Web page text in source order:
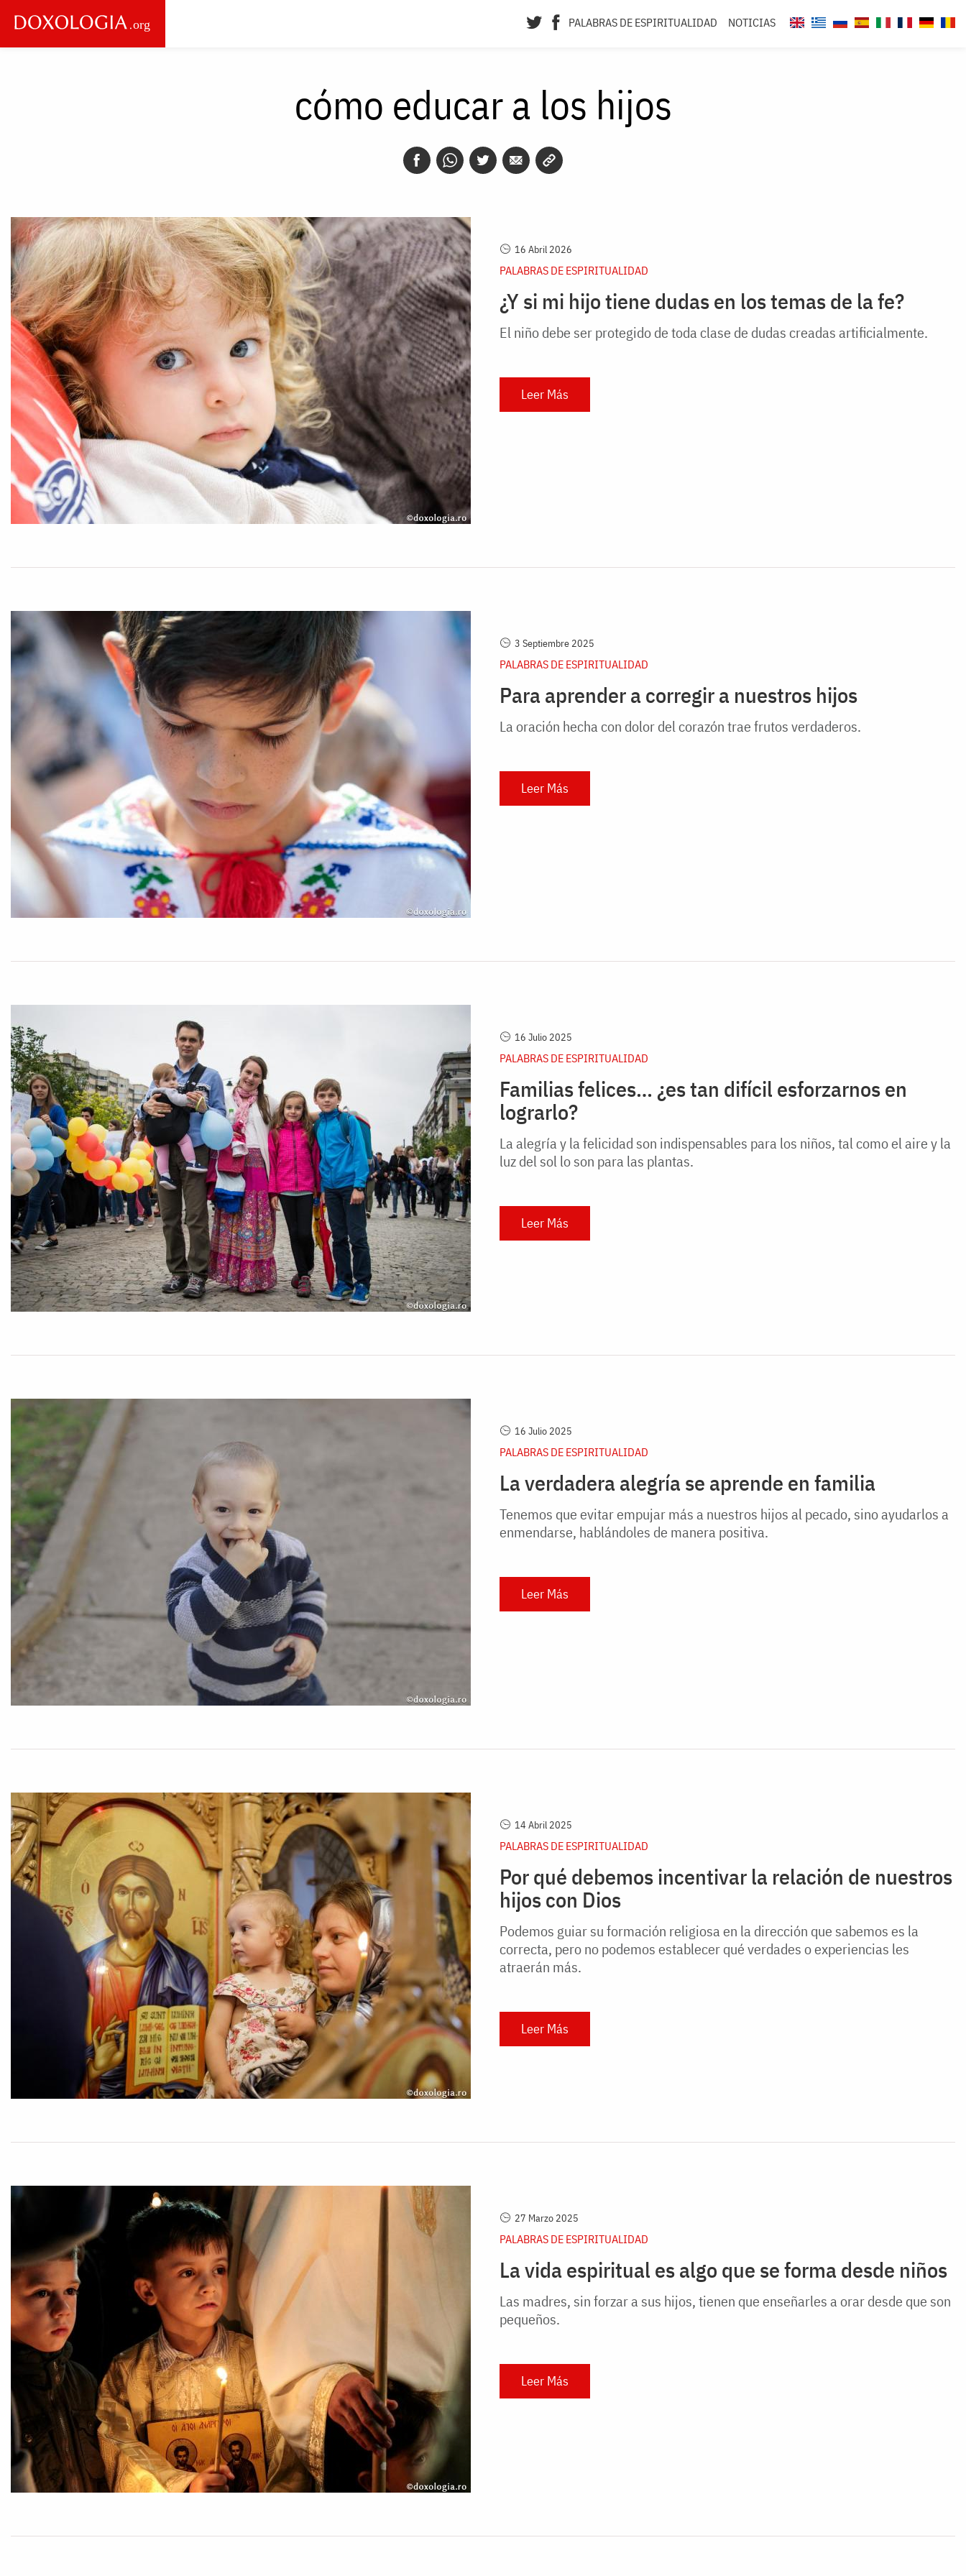
PALABRAS DE ESPIRITUALIDAD NOTICIAS
cómo educar a los hijos
16 Abril 2026
PALABRAS DE ESPIRITUALIDAD
¿Y si mi hijo tiene dudas en los temas de la fe?
El niño debe ser protegido de toda clase de dudas creadas artificialmente.
Leer Más
3 Septiembre 2025
PALABRAS DE ESPIRITUALIDAD
Para aprender a corregir a nuestros hijos
La oración hecha con dolor del corazón trae frutos verdaderos.
Leer Más
16 Julio 2025
PALABRAS DE ESPIRITUALIDAD
Familias felices… ¿es tan difícil esforzarnos en
lograrlo?
La alegría y la felicidad son indispensables para los niños, tal como el aire y la
luz del sol lo son para las plantas.
Leer Más
16 Julio 2025
PALABRAS DE ESPIRITUALIDAD
La verdadera alegría se aprende en familia
Tenemos que evitar empujar más a nuestros hijos al pecado, sino ayudarlos a
enmendarse, hablándoles de manera positiva.
Leer Más
14 Abril 2025
PALABRAS DE ESPIRITUALIDAD
Por qué debemos incentivar la relación de nuestros
hijos con Dios
Podemos guiar su formación religiosa en la dirección que sabemos es la
correcta, pero no podemos establecer qué verdades o experiencias les
atraerán más.
Leer Más
27 Marzo 2025
PALABRAS DE ESPIRITUALIDAD
La vida espiritual es algo que se forma desde niños
Las madres, sin forzar a sus hijos, tienen que enseñarles a orar desde que son
pequeños.
Leer Más